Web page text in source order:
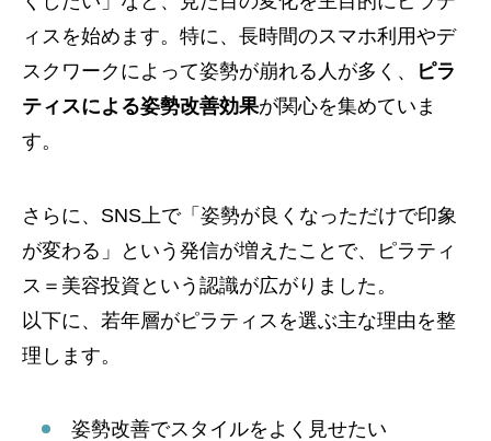
ィスを始めます。特に、長時間のスマホ利用やデ
スクワークによって姿勢が崩れる人が多く、
ピラ
ティスによる姿勢改善効果が関心を集めていま
す。
さらに、SNS上で「姿勢が良くなっただけで印象
が変わる」という発信が増えたことで、ピラティ
ス＝美容投資という認識が広がりました。
以下に、若年層がピラティスを選ぶ主な理由を整
理します。
姿勢改善でスタイルをよく見せたい